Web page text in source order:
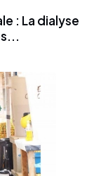
: La dialyse